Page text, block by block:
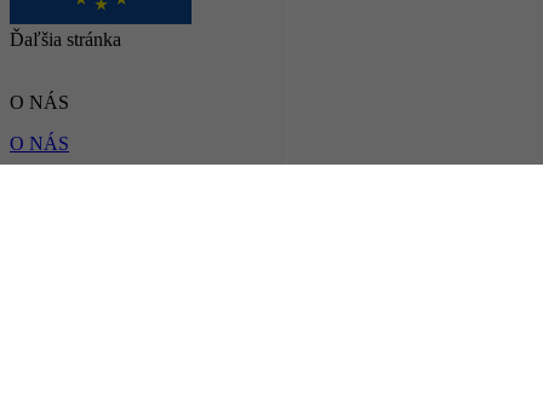
Ďaľšia stránka
O NÁS
O NÁS